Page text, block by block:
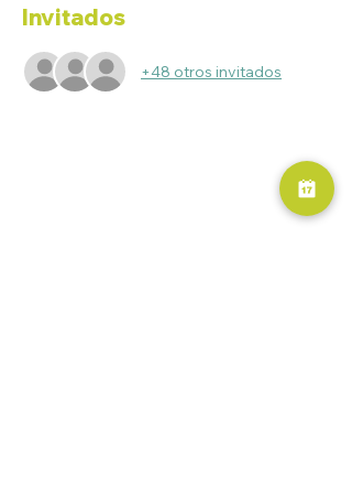
Invitados
+48 otros invitados